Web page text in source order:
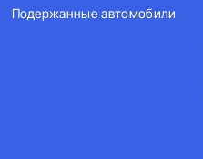
Подержанные автомобили